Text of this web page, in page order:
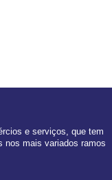
e serviços, que tem
nos mais variados ramos